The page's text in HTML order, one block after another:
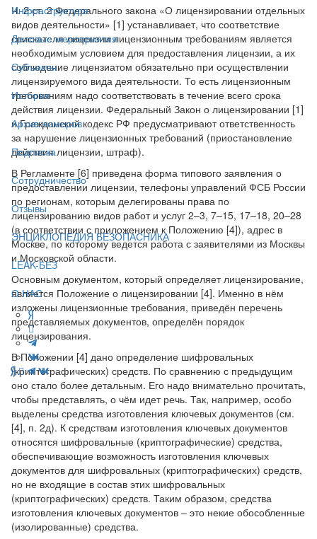
Инфраструктура
Деловые мероприятия
Субъекты
История
Архив номеров
Подписка
Сотрудничество
Отзывы
ЭНЦИКЛОПЕДИЯ БЕЗОПАСНИКА
LEAK-БЕЗ
О НАС
Ч. 2 ст. 2 Федерального закона «О лицензировании отдельных
видов деятельности» [1] устанавливает, что соответствие
соискателя лицензии лицензионным требованиям является
необходимым условием для предоставления лицензии, а их
соблюдение лицензиатом обязательно при осуществлении
лицензируемого вида деятельности. То есть лицензионным
требованиям надо соответствовать в течение всего срока
действия лицензии. Федеральный Закон о лицензировании [1]
и Гражданский кодекс РФ предусматривают ответственность
за нарушение лицензионных требований (приостановление
действия лицензии, штраф).
В Регламенте [6] приведена форма типового заявления о
предоставлении лицензии, телефоны управлений ФСБ России
по регионам, которым делегированы права по
лицензированию видов работ и услуг 2–3, 7–15, 17–18, 20–28
(в соответствии с приложением к Положению [4]), адрес в
Москве, по которому ведется работа с заявителями из Москвы
и Московской области.
Основным документом, который определяет лицензирование,
является Положение о лицензировании [4]. Именно в нём
изложены лицензионные требования, приведён перечень
представляемых документов, определён порядок
лицензирования.
В Положении [4] дано определение шифровальных
(криптографических) средств. По сравнению с предыдущим
оно стало более детальным. Его надо внимательно прочитать,
чтобы представлять, о чём идет речь. Так, например, особо
выделены средства изготовления ключевых документов (см.
[4], п. 2д). К средствам изготовления ключевых документов
относятся шифровальные (криптографические) средства,
обеспечивающие возможность изготовления ключевых
документов для шифровальных (криптографических) средств,
но не входящие в состав этих шифровальных
(криптографических) средств. Таким образом, средства
изготовления ключевых документов – это некие обособленные
(изолированные) средства.